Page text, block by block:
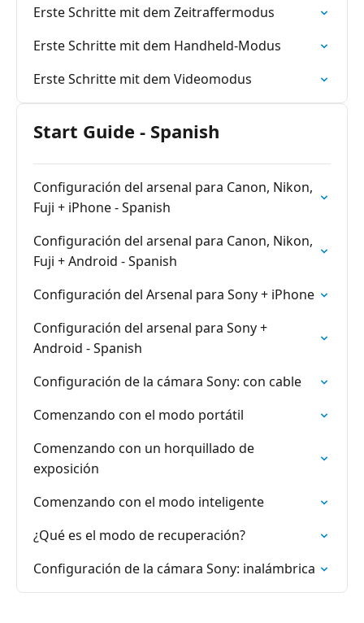
Erste Schritte mit dem Zeitraffermodus
Erste Schritte mit dem Handheld-Modus
Erste Schritte mit dem Videomodus
Start Guide - Spanish
Configuración del arsenal para Canon, Nikon,
Fuji + iPhone - Spanish
Configuración del arsenal para Canon, Nikon,
Fuji + Android - Spanish
Configuración del Arsenal para Sony + iPhone
Configuración del arsenal para Sony +
Android - Spanish
Configuración de la cámara Sony: con cable
Comenzando con el modo portátil
Comenzando con un horquillado de
exposición
Comenzando con el modo inteligente
¿Qué es el modo de recuperación?
Configuración de la cámara Sony: inalámbrica